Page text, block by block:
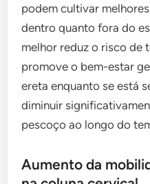
podem cultivar
dentro quanto fora do
melhor reduz o risco de
promove o bem-estar
ereta enquanto se está
diminuir
pescoço ao longo do
Aumento da